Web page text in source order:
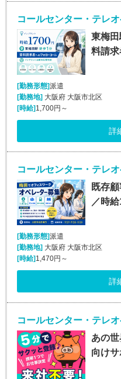
東梅
料請
[勤務形態]派遣
[勤務地]大阪府 大阪市北区
[時給]1,700円～
詳
既存
／時
[勤務形態]派遣
[勤務地] 大阪府 大阪市北区
[時給] 1,470円～
詳
あの
向け